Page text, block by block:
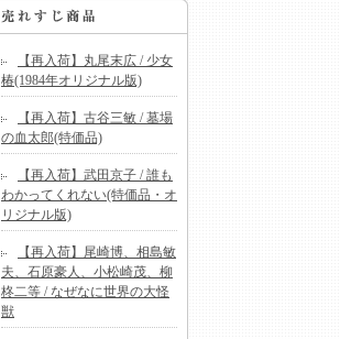
【再入荷】丸尾末広 / 少女
椿(1984年オリジナル版)
【再入荷】古谷三敏 / 墓場
の血太郎(特価品)
【再入荷】武田京子 / 誰も
わかってくれない(特価品・オ
リジナル版)
【再入荷】尾崎博、相島敏
夫、石原豪人、小松崎茂、柳
柊二等 / なぜなに世界の大怪
獣